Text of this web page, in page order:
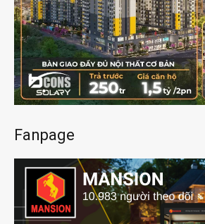
Fanpage